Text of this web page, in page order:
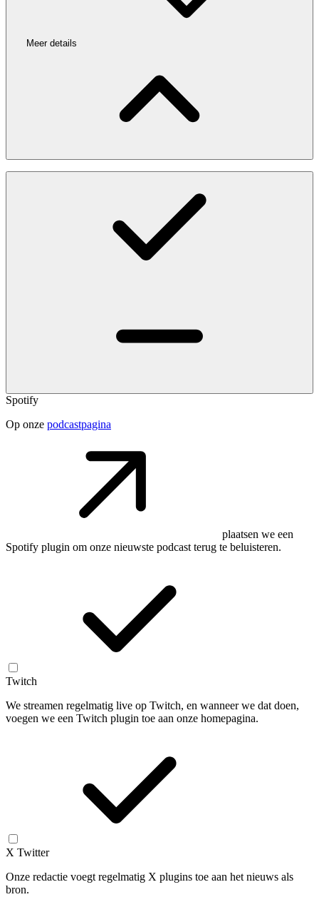
Meer details
Spotify
Op onze podcastpagina
plaatsen we een
Spotify plugin om onze nieuwste podcast terug te beluisteren.
Twitch
We streamen regelmatig live op Twitch, en wanneer we dat doen,
voegen we een Twitch plugin toe aan onze homepagina.
X Twitter
Onze redactie voegt regelmatig X plugins toe aan het nieuws als
bron.